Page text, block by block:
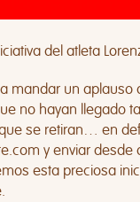
del atleta
mandar un
no hayan llegado
se retiran… en
y enviar desde
esta preciosa